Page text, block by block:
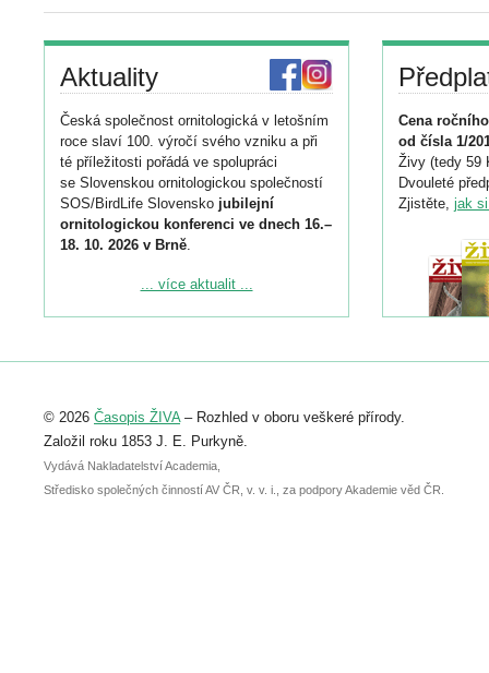
Aktuality
Česká společnost ornitologická v letošním
roce slaví 100. výročí svého vzniku a při
té příležitosti pořádá ve spolupráci
se Slovenskou ornitologickou společností
SOS/BirdLife Slovensko jubilejní
ornitologickou konferenci ve dnech 16.–
18. 10. 2026 v Brně.
Podrobnější informace ke konferenci
Registrovat se můžete do 6. září.
abstraktu přihlášené přednášky nebo
posteru je už 30. června.
... více aktualit ...
Cena
od čísla 1/
Živy (tedy 59
Dvouleté
Zjistěte, jak
© 2026 Časopis ŽIVA– Rozhled v oboru veškeré přírody.
Založil roku 1853 J. E. Purkyně.
Vydává Nakladatelství Academia,
Středisko společných činností AV ČR, v. v. i., za podpory Akademie věd ČR.